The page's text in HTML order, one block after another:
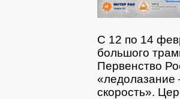
С 12 по 14
большого
Первенство
«ледолазание
скорость».